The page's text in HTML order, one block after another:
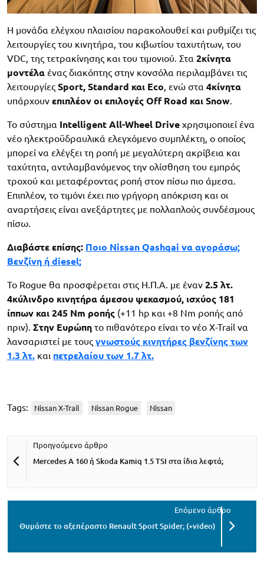
Η μονάδα ελέγχου πλαισίου παρακολουθεί και ρυθμίζει τις
λειτουργίες του κινητήρα, του κιβωτίου ταχυτήτων, του
VDC, της τετρακίνησης και του τιμονιού. Στα 2κίνητα
μοντέλα ένας διακόπτης στην κονσόλα περιλαμβάνει τις
λειτουργίες Sport, Standard και Eco, ενώ στα 4κίνητα
υπάρχουν επιπλέον οι επιλογές Off Road και Snow.
Το σύστημα Intelligent All-Wheel Drive χρησιμοποιεί ένα
νέο ηλεκτροϋδραυλικά ελεγχόμενο συμπλέκτη, ο οποίος
μπορεί να ελέγξει τη ροπή με μεγαλύτερη ακρίβεια και
ταχύτητα, αντιλαμβανόμενος την ολίσθηση του εμπρός
τροχού και μεταφέροντας ροπή στον πίσω πιο άμεσα.
Επιπλέον, το τιμόνι έχει πιο γρήγορη απόκριση και οι
αναρτήσεις είναι ανεξάρτητες με πολλαπλούς συνδέσμους
πίσω.
Διαβάστε επίσης: Ποιο Nissan Qashqai να αγοράσω;
Βενζίνη ή diesel;
Το Rogue θα προσφέρεται στις Η.Π.Α. με έναν 2.5 λτ.
4κύλινδρο κινητήρα άμεσου ψεκασμού, ισχύος 181
ίππων και 245 Nm ροπής (+11 hp και +8 Nm ροπής από
πριν). Στην Ευρώπη το πιθανότερο είναι το νέο X-Trail να
λανσαριστεί με τους γνωστούς κινητήρες βενζίνης των
1.3 λτ. και πετρελαίου των 1.7 λτ.
Tags: Nissan X-Trail Nissan Rogue Nissan
Mercedes A 160 ή Skoda Kamiq 1.5 TSI στα ίδια λεφτά;
Θυμάστε το αξεπέραστο Renault Sport Spider; (+video)